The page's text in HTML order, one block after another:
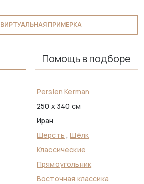
ВИРТУАЛЬНАЯ ПРИМЕРКА
Помощь в подборе
Persien Kerman
250 x 340 см
Иран
Шерсть ,Шёлк
Классические
Прямоугольник
Восточная классика